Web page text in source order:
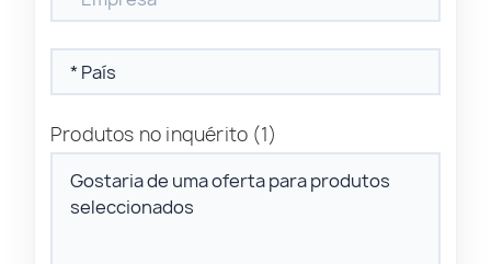
Produtos no inquérito (1)